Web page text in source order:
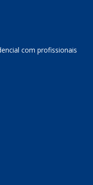
com profissionais